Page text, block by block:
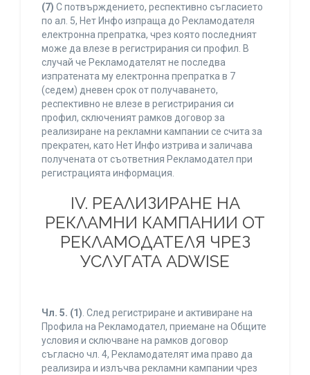
(7) С потвърждението, респективно съгласието
по ал. 5, Нет Инфо изпраща до Рекламодателя
електронна препратка, чрез която последният
може да влезе в регистрирания си профил. В
случай че Рекламодателят не последва
изпратената му електронна препратка в 7
(седем) дневен срок от получаването,
респективно не влезе в регистрирания си
профил, сключеният рамков договор за
реализиране на рекламни кампании се счита за
прекратен, като Нет Инфо изтрива и заличава
получената от съответния Рекламодател при
регистрацията информация.
IV. РЕАЛИЗИРАНЕ НА
РЕКЛАМНИ КАМПАНИИ ОТ
РЕКЛАМОДАТЕЛЯ ЧРЕЗ
УСЛУГАТА ADWISE
Чл. 5. (1). След регистриране и активиране на
Профила на Рекламодател, приемане на Общите
условия и сключване на рамков договор
съгласно чл. 4, Рекламодателят има право да
реализира и излъчва рекламни кампании чрез